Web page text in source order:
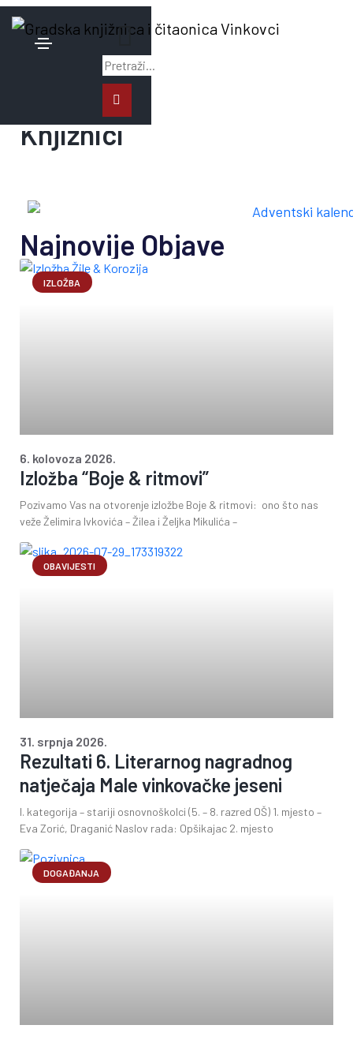
27. studenoga 2025.
Program Adventa u
Knjižnici
Najnovije Objave
IZLOŽBA
Izložba “Boje & ritmovi”
Pozivamo Vas na otvorenje izložbe Boje & ritmovi: ono što nas
veže Želimira Ivkovića – Žilea i Željka Mikulića –
6. kolovoza 2026.
OBAVIJESTI
Rezultati 6. Literarnog nagradnog
natječaja Male vinkovačke jeseni
I. kategorija – stariji osnovnoškolci (5. – 8. razred OŠ) 1. mjesto –
Eva Zorić, Draganić Naslov rada: Opšikajac 2. mjesto
31. srpnja 2026.
DOGAĐANJA